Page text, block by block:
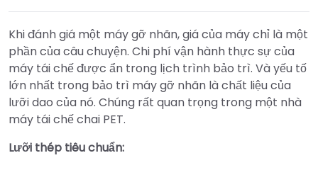
Khi đánh giá một máy gỡ nhãn, giá của máy chỉ là một
phần của câu chuyện. Chi phí vận hành thực sự của
máy tái chế được ẩn trong lịch trình bảo trì. Và yếu tố
lớn nhất trong bảo trì máy gỡ nhãn là chất liệu của
lưỡi dao của nó. Chúng rất quan trọng trong một nhà
máy tái chế chai PET.
Lưỡi thép tiêu chuẩn: